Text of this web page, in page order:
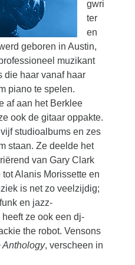
gwri
ter
en
geboren in Austin,
muzikant
die haar vanaf haar
piano te spelen.
af aan het Berklee
ook de gitaar oppakte.
studioalbums en zes
staan. Ze deelde het
van Gary Clark
Alanis Morissette en
is net zo veelzijdig;
en jazz-
ze ook een dj-
the robot. Vensons
Anthology, verscheen in